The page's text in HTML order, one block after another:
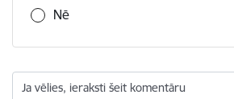
Nē
Ja vēlies, ieraksti šeit komentāru